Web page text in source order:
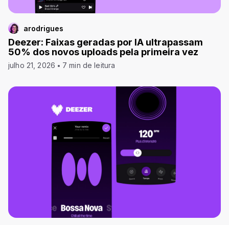
arodrigues
Deezer: Faixas geradas por IA ultrapassam
50% dos novos uploads pela primeira vez
julho 21, 2026 7 min de leitura